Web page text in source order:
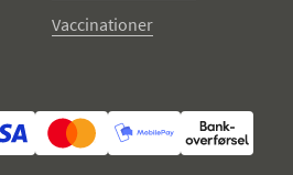
Vaccinationer